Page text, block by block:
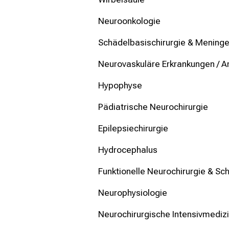
Neuroonkologie
Schädelbasischirurgie &
Neurovaskuläre Erkrankungen /
Hypophyse
Pädiatrische Neurochirurgie
Epilepsiechirurgie
Hydrocephalus
Funktionelle Neurochirurgie &
Neurophysiologie
Neurochirurgische